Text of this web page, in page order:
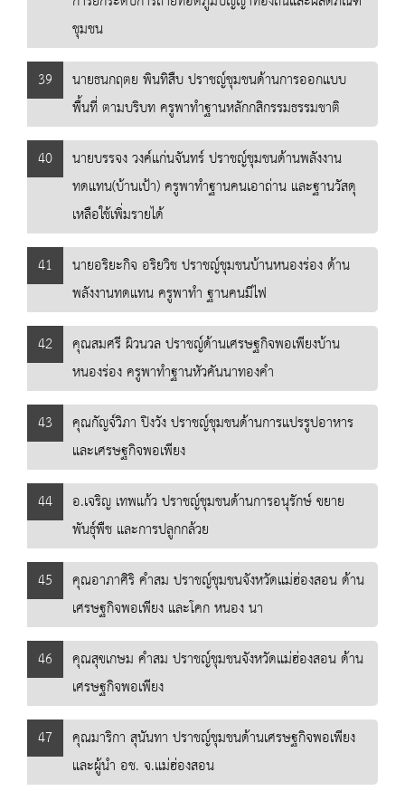
ชุมชน
39
นายธนกฤตย พินทิสืบ ปราชญ์ชุมชนด้านการออกแบบ
พื้นที่ ตามบริบท ครูพาทำฐานหลักกสิกรรมธรรมชาติ
40
นายบรรจง วงค์แก่นจันทร์ ปราชญ์ชุมชนด้านพลังงาน
ทดแทน(บ้านเป้า) ครูพาทำฐานคนเอาถ่าน และฐานวัสดุ
เหลือใช้เพิ่มรายได้
41
นายอริยะกิจ อริยวิช ปราชญ์ชุมชนบ้านหนองร่อง ด้าน
พลังงานทดแทน ครูพาทำ ฐานคนมีไฟ
42
คุณสมศรี ผิวนวล ปราชญ์ด้านเศรษฐกิจพอเพียงบ้าน
หนองร่อง ครูพาทำฐานหัวคันนาทองคำ
43
คุณกัญจ์วิภา ปิงวัง ปราชญ์ชุมชนด้านการแปรรูปอาหาร
และเศรษฐกิจพอเพียง
44
อ.เจริญ เทพแก้ว ปราชญ์ชุมชนด้านการอนุรักษ์ ขยาย
พันธุ์พืช และการปลูกกล้วย
45
คุณอาภาศิริ คำสม ปราชญ์ชุมชนจังหวัดแม่ฮ่องสอน ด้าน
เศรษฐกิจพอเพียง และโคก หนอง นา
46
คุณสุขเกษม คำสม ปราชญ์ชุมชนจังหวัดแม่ฮ่องสอน ด้าน
เศรษฐกิจพอเพียง
47
คุณมาริกา สุนันทา ปราชญ์ชุมชนด้านเศรษฐกิจพอเพียง
และผู้นำ อช. จ.แม่ฮ่องสอน